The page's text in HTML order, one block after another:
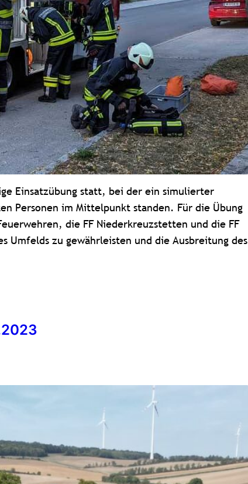
Einsatzübung statt, bei der ein simulierter
Personen im Mittelpunkt standen. Für die Übung
die FF Niederkreuzstetten und die FF
zu gewährleisten und die Ausbreitung des